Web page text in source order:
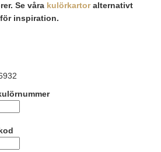
Se våra kulörkartoralternativt
inspiration.